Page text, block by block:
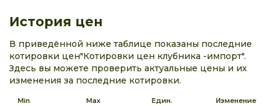
История цен
В приведённой ниже таблице показаны последние
котировки цен"Котировки цен клубника -импорт".
Здесь вы можете проверить актуальные цены и их
изменения за последние котировки.
Min Max Един. Изменение